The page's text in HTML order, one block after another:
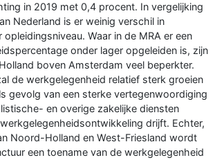
in 2019 met 0,4 procent. In vergelijking
Nederland is er weinig verschil in
Waar in de MRA er een
onder lager opgeleiden is, zijn
boven Amsterdam veel beperkter.
de werkgelegenheid relatief sterk groeien
gevolg van een sterke vertegenwoordiging
en overige zakelijke diensten
drijft. Echter,
Noord-Holland en West-Friesland wordt
een toename van de werkgelegenheid